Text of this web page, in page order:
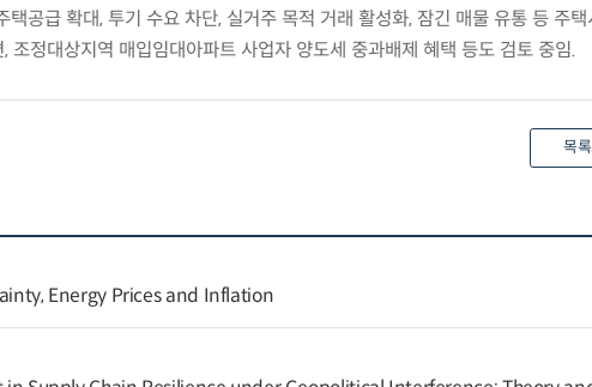
공급 확대, 투기 수요 차단, 실거주 목적 거래 활성화, 잠긴 매물 유통 등 주택
조정대상지역 매입임대아파트 사업자 양도세 중과배제 혜택 등도 검토 중임.
목
Energy Prices and Inflation